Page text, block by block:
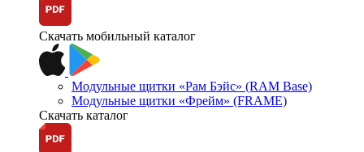
Скачать мобильный каталог
Модульные щитки «Рам Бэйс» (RAM Base)
Модульные щитки «Фрейм» (FRAME)
Скачать каталог